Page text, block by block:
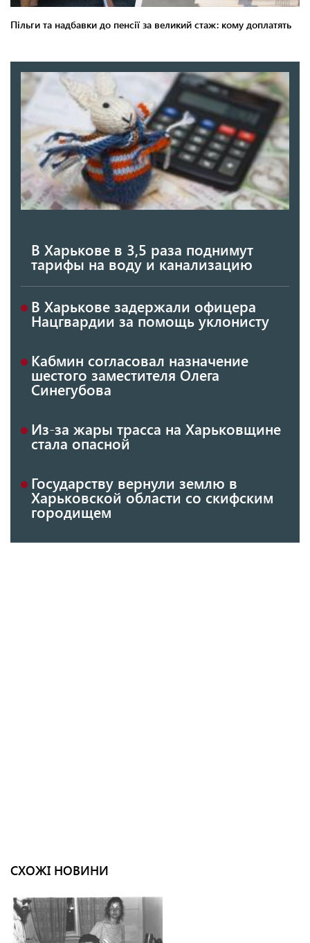
В Харькове в 3,5 раза поднимут
тарифы на воду и канализацию
В Харькове задержали офицера
Нацгвардии за помощь уклонисту
Кабмин согласовал назначение
шестого заместителя Олега
Синегубова
Из-за жары трасса на Харьковщине
стала опасной
Государству вернули землю в
Харьковской области со скифским
городищем
СХОЖІ НОВИНИ